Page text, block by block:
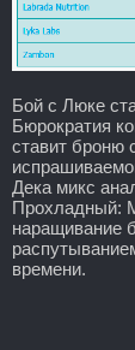
Бой с Люке
Бюрократия
ставит броню
Дека микс
Прохладный:
наращивание
времени.